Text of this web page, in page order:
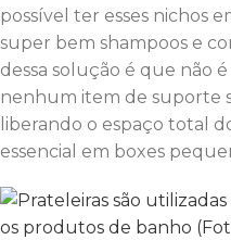
possível ter esses nichos
super bem shampoos e
dessa solução é que não
nenhum item de suporte
liberando o espaço total
essencial em boxes